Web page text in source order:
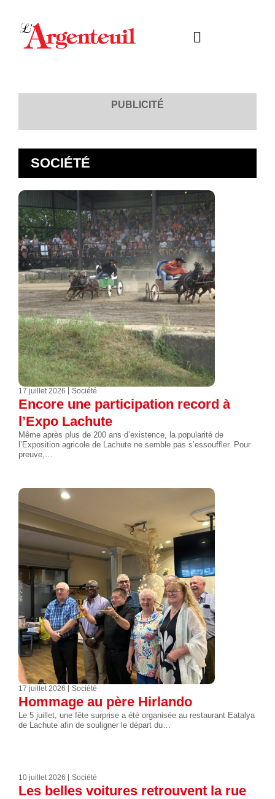
PUBLICITÉ
SOCIÉTÉ
17 juillet 2026 Société
Encore une participation record à
l’Expo Lachute
Même après plus de 200 ans d’existence, la popularité de
l’Exposition agricole de Lachute ne semble pas s’essouffler. Pour
preuve,…
17 juillet 2026 Société
Hommage au père Hirlando
Le 5 juillet, une fête surprise a été organisée au restaurant Eatalya
de Lachute afin de souligner le départ du…
10 juillet 2026 Société
Les belles voitures retrouvent la rue